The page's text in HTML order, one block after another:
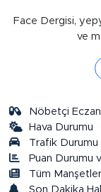
Face Dergisi,
ve
Nöbetçi
Hava Durumu
Trafik Durumu
Puan Durumu
Tüm Manşetler
Son Dakika